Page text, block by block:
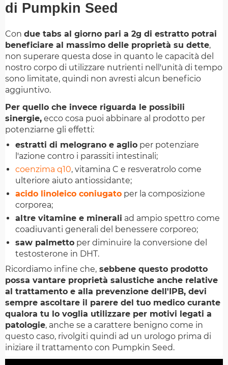
di Pumpkin Seed
Con due tabs al giorno pari a 2g di estratto potrai
beneficiare al massimo delle proprietà su dette,
non superare questa dose in quanto le capacità del
nostro corpo di utilizzare nutrienti nell'unità di tempo
sono limitate, quindi non avresti alcun beneficio
aggiuntivo.
Per quello che invece riguarda le possibili
sinergie, ecco cosa puoi abbinare al prodotto per
potenziarne gli effetti:
estratti di melograno e aglio per potenziare
l'azione contro i parassiti intestinali;
coenzima q10, vitamina C e resveratrolo come
ulteriore aiuto antiossidante;
acido linoleico coniugato per la composizione
corporea;
altre vitamine e minerali ad ampio spettro come
coadiuvanti generali del benessere corporeo;
saw palmetto per diminuire la conversione del
testosterone in DHT.
Ricordiamo infine che, sebbene questo prodotto
possa vantare proprietà salustiche anche relative
al trattamento e alla prevenzione dell'IPB, devi
sempre ascoltare il parere del tuo medico curante
qualora tu lo voglia utilizzare per motivi legati a
patologie, anche se a carattere benigno come in
questo caso, rivolgiti quindi ad un urologo prima di
iniziare il trattamento con Pumpkin Seed.